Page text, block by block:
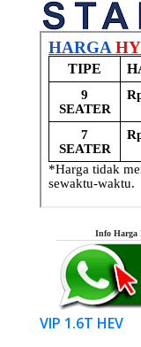
Info Harga
VIP 1.6T HEV